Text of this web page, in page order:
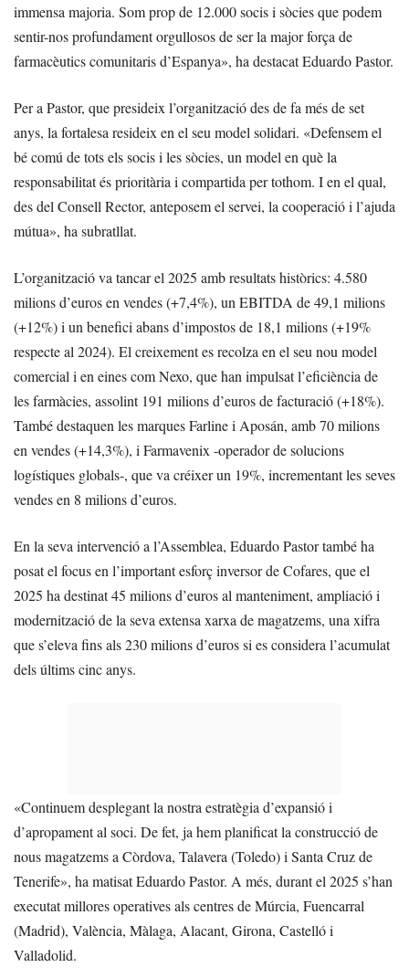
immensa majoria. Som prop de 12.000 socis i sòcies que podem
sentir-nos profundament orgullosos de ser la major força de
farmacèutics comunitaris d’Espanya», ha destacat Eduardo Pastor.
Per a Pastor, que presideix l’organització des de fa més de set
anys, la fortalesa resideix en el seu model solidari. «Defensem el
bé comú de tots els socis i les sòcies, un model en què la
responsabilitat és prioritària i compartida per tothom. I en el qual,
des del Consell Rector, anteposem el servei, la cooperació i l’ajuda
mútua», ha subratllat.
L’organització va tancar el 2025 amb resultats històrics: 4.580
milions d’euros en vendes (+7,4%), un EBITDA de 49,1 milions
(+12%) i un benefici abans d’impostos de 18,1 milions (+19%
respecte al 2024). El creixement es recolza en el seu nou model
comercial i en eines com Nexo, que han impulsat l’eficiència de
les farmàcies, assolint 191 milions d’euros de facturació (+18%).
També destaquen les marques Farline i Aposán, amb 70 milions
en vendes (+14,3%), i Farmavenix -operador de solucions
logístiques globals-, que va créixer un 19%, incrementant les seves
vendes en 8 milions d’euros.
En la seva intervenció a l’Assemblea, Eduardo Pastor també ha
posat el focus en l’important esforç inversor de Cofares, que el
2025 ha destinat 45 milions d’euros al manteniment, ampliació i
modernització de la seva extensa xarxa de magatzems, una xifra
que s’eleva fins als 230 milions d’euros si es considera l’acumulat
dels últims cinc anys.
«Continuem desplegant la nostra estratègia d’expansió i
d’apropament al soci. De fet, ja hem planificat la construcció de
nous magatzems a Còrdova, Talavera (Toledo) i Santa Cruz de
Tenerife», ha matisat Eduardo Pastor. A més, durant el 2025 s’han
executat millores operatives als centres de Múrcia, Fuencarral
(Madrid), València, Màlaga, Alacant, Girona, Castelló i
Valladolid.